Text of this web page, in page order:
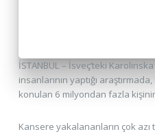
İSTANBUL – İsveç’teki
insanlarının yaptığı
konulan 6 milyondan fazla
Kansere yakalananların çok